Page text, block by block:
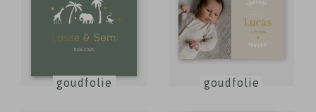
goudfolie goudfolie